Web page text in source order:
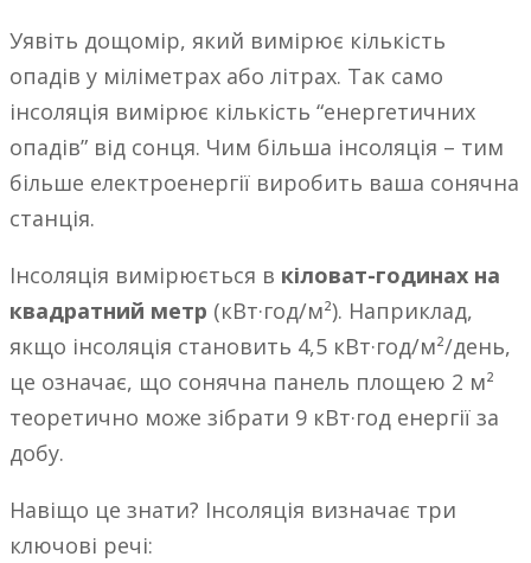
Уявіть дощомір, який вимірює кількість
опадів у міліметрах або літрах. Так само
інсоляція вимірює кількість “енергетичних
опадів” від сонця. Чим більша інсоляція – тим
більше електроенергії виробить ваша сонячна
станція.
Інсоляція вимірюється в кіловат-годинах на
квадратний метр (кВт·год/м²). Наприклад,
якщо інсоляція становить 4,5 кВт·год/м²/день,
це означає, що сонячна панель площею 2 м²
теоретично може зібрати 9 кВт·год енергії за
добу.
Навіщо це знати? Інсоляція визначає три
ключові речі: